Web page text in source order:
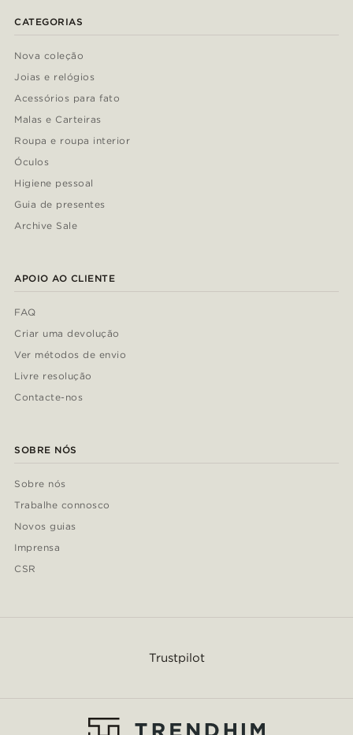
CATEGORIAS
Nova coleção
Joias e relógios
Acessórios para fato
Malas e Carteiras
Roupa e roupa interior
Óculos
Higiene pessoal
Guia de presentes
Archive Sale
APOIO AO CLIENTE
FAQ
Criar uma devolução
Ver métodos de envio
Livre resolução
Contacte-nos
SOBRE NÓS
Sobre nós
Trabalhe connosco
Novos guias
Imprensa
CSR
Trustpilot